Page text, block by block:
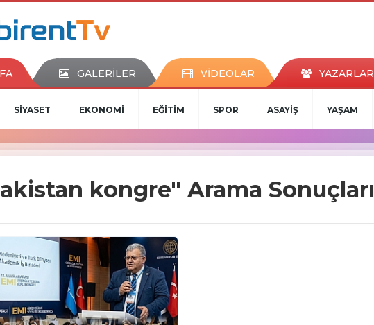
GALERİLER VİDEOLAR YAZARLAR
SİYASET EKONOMİ EĞİTİM SPOR ASAYİŞ YAŞAM
kongre" Arama Sonuçları